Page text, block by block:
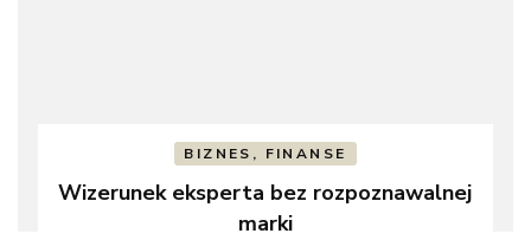
BIZNES, FINANSE
Wizerunek eksperta bez rozpoznawalnej
marki